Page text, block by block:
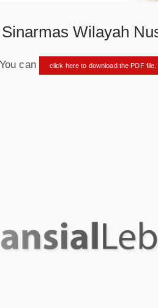
Wilayah
can click here to download the PDF file.